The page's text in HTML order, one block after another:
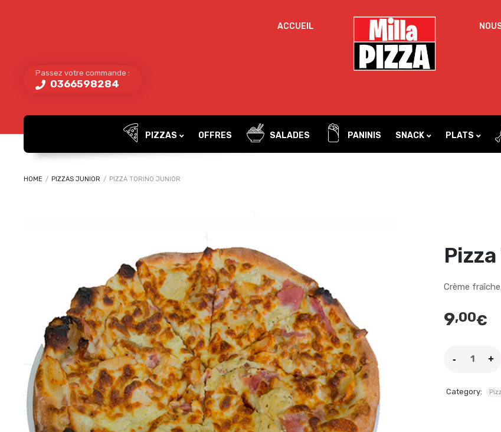
ACCUEIL
Passez votre commande :
0366598284
OBLIGATOIRE
SE CONNECTER
Mot de passe perdu ?
PIZZAS OFFRES SALADES PANINIS SNACK PLATS
HOME / PIZZAS JUNIOR / PIZZA TORINO JUNIOR
Crème
9,00€
Category: